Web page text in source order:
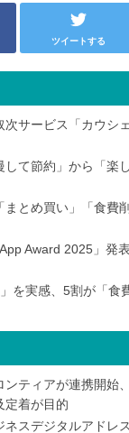
ツイートする
サービス「カウシ
して節約」から「楽
まとめ買い」「食費
App Award 2025」
を実感、5割が「
ティアが連携開始
定着が目的
ネスデジタルアドレ